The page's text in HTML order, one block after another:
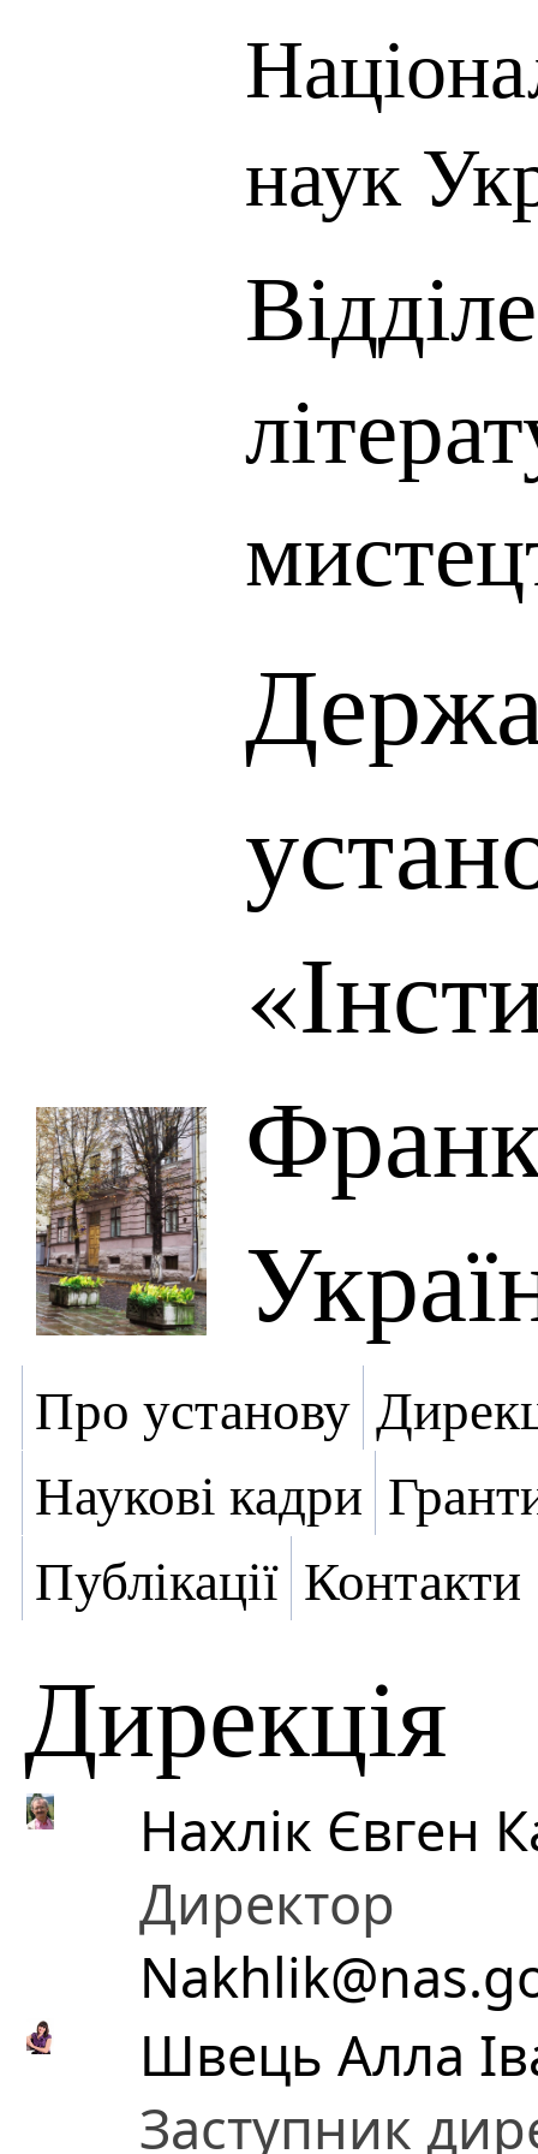
наук
Про установу
Наукові кадри
Публікації Контакти
Дирекція
Нахлік Євген
Директор
Швець Алла
Заступник